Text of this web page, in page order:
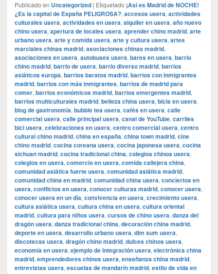
Publicado en Uncategorized | Etiquetado ¡Así es Madrid de NOCHE!
¿Es la capital de España PELIGROSA?, accesos usera, actividades
culturales usera, actividades en usera, alquiler en usera, año nuevo
chino usera, apertura de locales usera, aprender chino madrid, arte
urbano usera, arte y comida usera, arte y cultura usera, artes
marciales chinas madrid, asociaciones chinas madrid,
asociaciones en usera, autobuses usera, bares en usera, barrio
chino madrid, barrio de usera, barrio diverso madrid, barrios
asiáticos europa, barrios baratos madrid, barrios con inmigrantes
madrid, barrios con más inmigrantes, barrios de madrid para
comer, barrios económicos madrid, barrios emergentes madrid,
barrios multiculturales madrid, belleza china usera, bicis en usera,
blog de gastronomía, bubble tea usera, cafés en usera, calle
comercial usera, calle principal usera, canal de YouTube, carriles
bici usera, celebraciones en usera, centro comercial usera, centro
cultural chino madrid, china en españa, china town madrid, cine
chino madrid, cocina coreana usera, cocina japonesa usera, cocina
sichuan madrid, cocina tradicional china, colegios chinos usera,
colegios en usera, comercio en usera, comida callejera china,
comunidad asiática fuerte usera, comunidad asiática madrid,
comunidad china en madrid, comunidad china usera, conciertos en
usera, conflictos en usera, conocer culturas madrid, conocer usera,
conocer usera en un día, convivencia en usera, crecimiento usera,
cultura asiática usera, cultura china en usera, cultura oriental
madrid, cultura para niños usera, cursos de chino usera, danza del
dragón usera, danza tradicional china, decoración china madrid,
deporte en usera, desarrollo urbano usera, dim sum usera,
discotecas usera, dragón chino madrid, dulces chinos usera,
economía en usera, ejemplo de integración usera, electrónica china
madrid, emprendedores chinos usera, enseñanza china madrid,
entrevistas usera, escuelas de mandarín madrid, estilo de vida en